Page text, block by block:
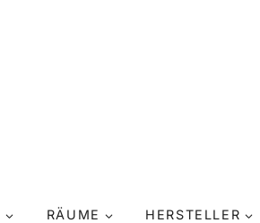
RÄUME HERSTELLER